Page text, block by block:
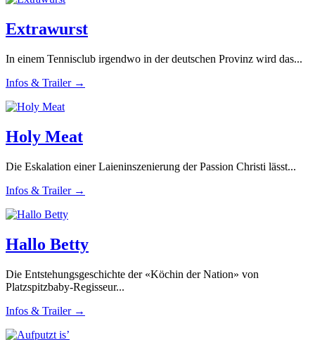
Extrawurst
In einem Tennisclub irgendwo in der deutschen Provinz wird das...
Infos & Trailer →
Holy Meat
Die Eskalation einer Laieninszenierung der Passion Christi lässt...
Infos & Trailer →
Hallo Betty
Die Entstehungsgeschichte der «Köchin der Nation» von
Platzspitzbaby-Regisseur...
Infos & Trailer →